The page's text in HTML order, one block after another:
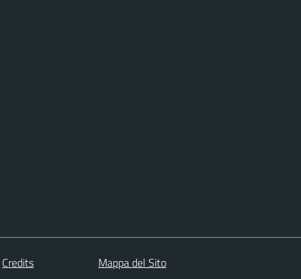
Credits Mappa del Sito